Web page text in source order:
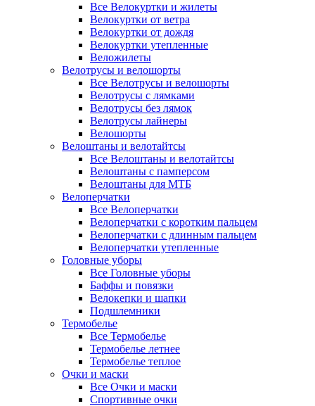
Все Велокуртки и жилеты
Велокуртки от ветра
Велокуртки от дождя
Велокуртки утепленные
Веложилеты
Велотрусы и велошорты
Все Велотрусы и велошорты
Велотрусы с лямками
Велотрусы без лямок
Велотрусы лайнеры
Велошорты
Велоштаны и велотайтсы
Все Велоштаны и велотайтсы
Велоштаны с памперсом
Велоштаны для МТБ
Велоперчатки
Все Велоперчатки
Велоперчатки с коротким пальцем
Велоперчатки с длинным пальцем
Велоперчатки утепленные
Головные уборы
Все Головные уборы
Баффы и повязки
Велокепки и шапки
Подшлемники
Термобелье
Все Термобелье
Термобелье летнее
Термобелье теплое
Очки и маски
Все Очки и маски
Спортивные очки